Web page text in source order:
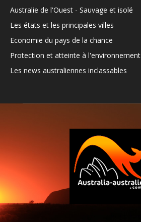
Australie de l'Ouest - Sauvage et isolé
Les états et les principales villes
Economie du pays de la chance
Protection et atteinte à l'environnement
Les news australiennes inclassables